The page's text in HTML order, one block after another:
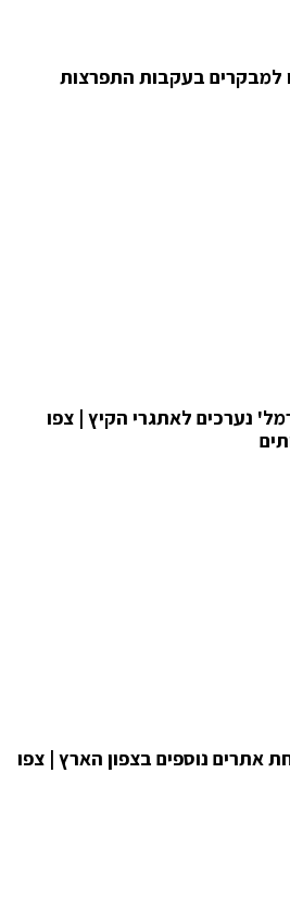
למבקרים בעקבות התפרצות
נערכים לאתגרי הקיץ | צפו
אתרים נוספים בצפון הארץ | צפו